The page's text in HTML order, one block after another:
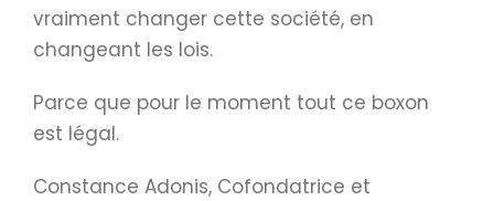
vraiment changer cette société, en
changeant les lois.
Parce que pour le moment tout ce boxon
est légal.
Constance Adonis, Cofondatrice et